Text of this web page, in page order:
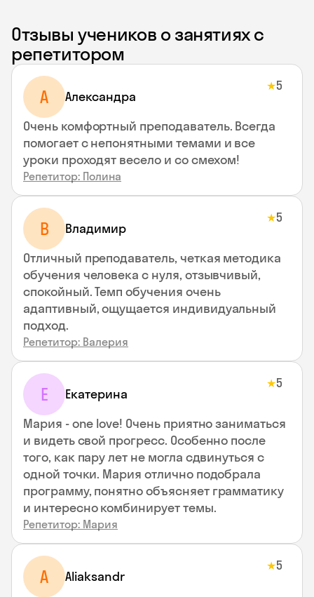
Отзывы учеников о занятиях с
репетитором
A Aлександра
★5
Очень комфортный преподаватель. Всегда
помогает с непонятными темами и все
уроки проходят весело и со смехом!
Репетитор: Полина
В Владимир
★5
Отличный преподаватель, четкая методика
обучения человека с нуля, отзывчивый,
спокойный. Темп обучения очень
адаптивный, ощущается индивидуальный
подход.
Репетитор: Валерия
Е Екатерина
★5
Мария - one love! Очень приятно заниматься
и видеть свой прогресс. Особенно после
того, как пару лет не могла сдвинуться с
одной точки. Мария отлично подобрала
программу, понятно объясняет грамматику
и интересно комбинирует темы.
Репетитор: Мария
A Aliaksandr
★5